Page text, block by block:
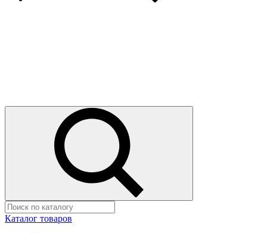
Каталог товаров